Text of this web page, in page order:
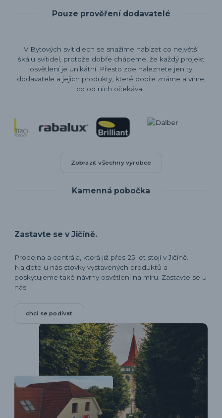
Pouze prověření dodavatelé
V Bytových svítidlech se snažíme nabízet co největší
škálu svítidel, protože dobře chápeme, že každý projekt
osvětlení je unikátní. Přesto zde naleznete jen ty
dodavatele a jejich produkty, které dobře známe a víme,
co od nich očekávat.
Zobrazit všechny výrobce
Kamenná pobočka
Zastavte se v Jičíně.
Prodejna a centrála, která již přes 25 let stojí v Jičíně.
Najdete u nás stovky vystavených produktů a
poskytujeme také návrhy osvětlení na míru. Zastavte se u
nás.
chci se podívat